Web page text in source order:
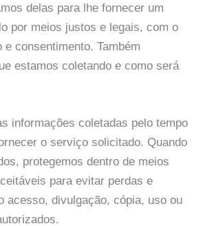
delas para lhe fornecer um
por meios justos e legais, com o
e consentimento. Também
estamos coletando e como será
informações coletadas pelo tempo
o serviço solicitado. Quando
protegemos dentro de meios
​​para evitar perdas e
acesso, divulgação, cópia, uso ou